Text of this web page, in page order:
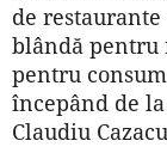
de
blândă pentru
pentru
începând de
Claudiu